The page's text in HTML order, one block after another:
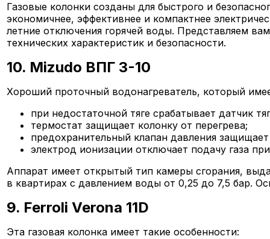
Газовые колонки созданы для быстрого и
экономичнее, эффективнее и компактнее
летние отключения горячей воды. Представляем
технических характеристик и безопасности.
10. Mizudo ВПГ 3-10
Хороший проточный водонагреватель, который
при недостаточной тяге срабатывает датчик
термостат защищает колонку от перегрева;
предохранительный клапан давления
электрод ионизации отключает подачу газа
Аппарат имеет открытый тип камеры сгорания,
в квартирах с давлением воды от 0,25 до 7,5 бар.
9. Ferroli Verona 11D
Эта газовая колонка имеет такие особенности: